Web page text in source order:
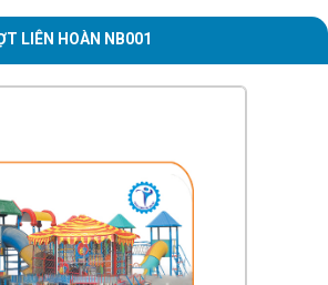
LIÊN HOÀN NB001